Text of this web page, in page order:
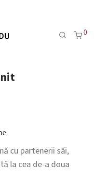
0
cu partenerii săi,
la cea de-a doua